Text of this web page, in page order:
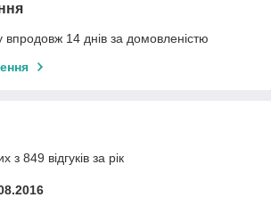
14 днів за домовленістю
з 849 відгуків за рік